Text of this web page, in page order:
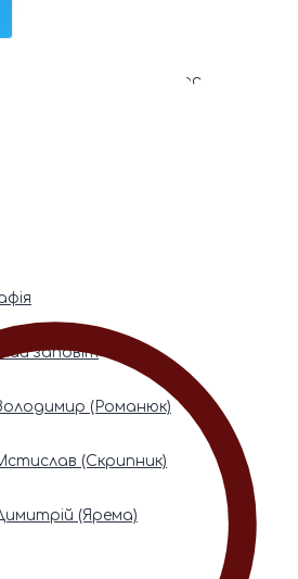
Володимира (Сабодана)
заповіт
(Романюк)
(Скрипник)
(Ярема)